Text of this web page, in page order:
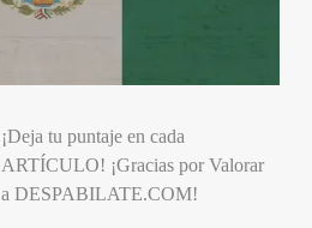
¡Deja tu puntaje en cada
ARTÍCULO! ¡Gracias por Valorar
a DESPABILATE.COM!